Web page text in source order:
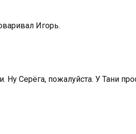
Игорь.
Серёга, пожалуйста. У Тани